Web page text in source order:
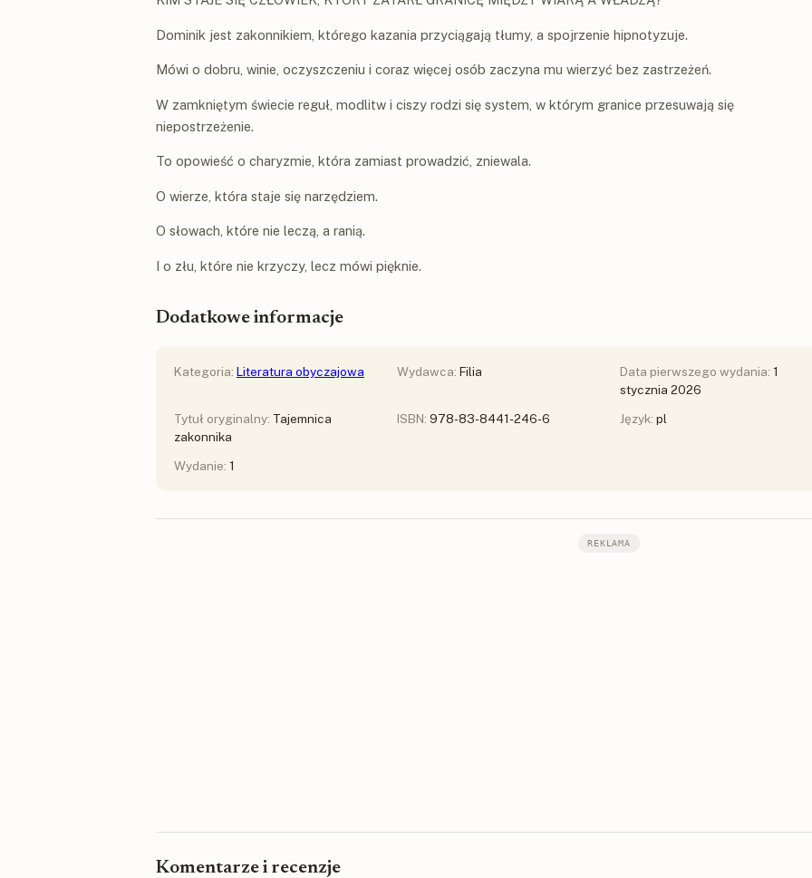
Dominik jest zakonnikiem, którego kazania przyciągają tłumy, a spojrzenie hipnotyzuje.
Mówi o dobru, winie, oczyszczeniu i coraz więcej osób zaczyna mu wierzyć bez zastrzeżeń.
W zamkniętym świecie reguł, modlitw i ciszy rodzi się system, w którym granice przesuwają się
niepostrzeżenie.
To opowieść o charyzmie, która zamiast prowadzić, zniewala.
O wierze, która staje się narzędziem.
O słowach, które nie leczą, a ranią.
I o złu, które nie krzyczy, lecz mówi pięknie.
Dodatkowe informacje
Kategoria: Literatura obyczajowa Wydawca: Filia Data pierwszego wydania: 1
stycznia 2026
Tytuł oryginalny: Tajemnica
zakonnika
ISBN: 978-83-8441-246-6 Język: pl
Wydanie: 1
REKLAMA
Komentarze i recenzje